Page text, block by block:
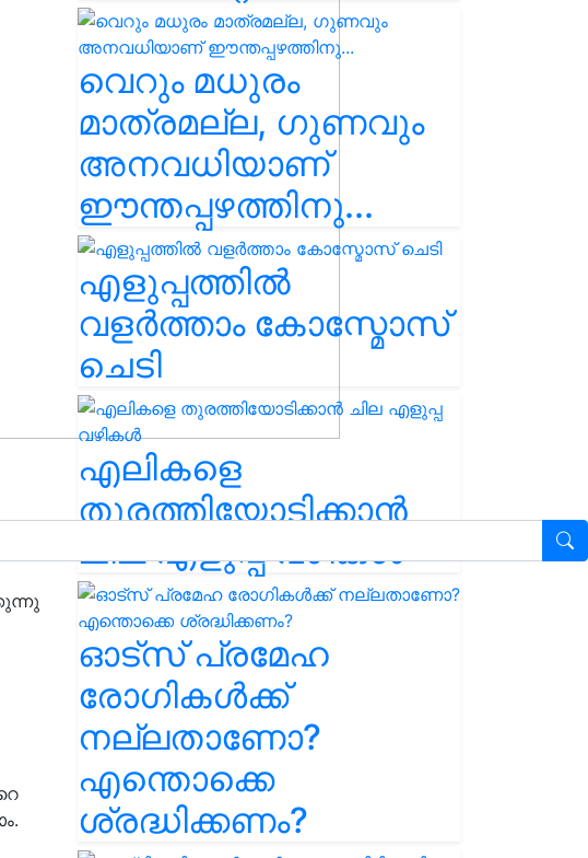
വെറും മധുരം
മാത്രമല്ല, ഗുണവും
അനവധിയാണ്
ഈന്തപ്പഴത്തിനു...
എളുപ്പത്തിൽ
വളർത്താം കോസ്മോസ്
ചെടി
എലികളെ
തുരത്തിയോടിക്കാൻ
ചില എളുപ്പ വഴികൾ
ഓട്സ് പ്രമേഹ
രോഗികൾക്ക്
നല്ലതാണോ?
എന്തൊക്കെ
ശ്രദ്ധിക്കണം?